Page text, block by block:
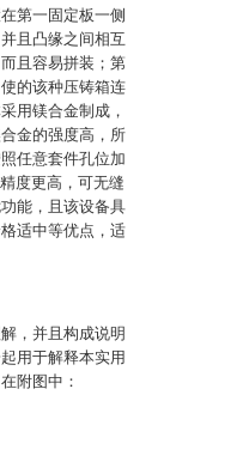
第一固定板一侧
且凸缘之间相互
且容易拼装；第
的该种压铸箱连
用镁合金制成，
金的强度高，所
任意套件孔位加
度更高，可无缝
能，且该设备具
适中等优点，适
，并且构成说明
用于解释本实用
附图中：